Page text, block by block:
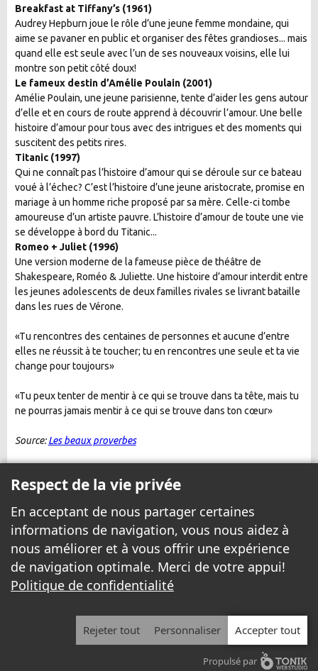
Breakfast at Tiffany’s (1961)
Audrey Hepburn joue le rôle d’une jeune femme mondaine, qui
aime se pavaner en public et organiser des fêtes grandioses... mais
quand elle est seule avec l’un de ses nouveaux voisins, elle lui
montre son petit côté doux!
Le fameux destin d’Amélie Poulain (2001)
Amélie Poulain, une jeune parisienne, tente d’aider les gens autour
d’elle et en cours de route apprend à découvrir l’amour. Une belle
histoire d’amour pour tous avec des intrigues et des moments qui
suscitent des petits rires.
Titanic (1997)
Qui ne connaît pas l’histoire d’amour qui se déroule sur ce bateau
voué à l’échec? C’est l’histoire d’une jeune aristocrate, promise en
mariage à un homme riche proposé par sa mère. Celle-ci tombe
amoureuse d’un artiste pauvre. L’histoire d’amour de toute une vie
se développe à bord du Titanic...
Romeo + Juliet (1996)
Une version moderne de la fameuse pièce de théâtre de
Shakespeare, Roméo & Juliette. Une histoire d’amour interdit entre
les jeunes adolescents de deux familles rivales se livrant bataille
dans les rues de Vérone.
«Tu rencontres des centaines de personnes et aucune d’entre
elles ne réussit à te toucher; tu en rencontres une seule et ta vie
change pour toujours»
«Tu peux tenter de mentir à ce qui se trouve dans ta tête, mais tu
ne pourras jamais mentir à ce qui se trouve dans ton cœur»
Source:Les beaux proverbes
© 1999 - 2026 Yannick.net Tous droits réservés.
Avis légal|Politique de confidentialité
Nous joindre
Respect de la vie privée
En acceptant de nous partager certaines
informations de navigation, vous nous aidez à
nous améliorer et à vous offrir une expérience
de navigation optimale. Merci de votre appui!
Politique de confidentialité
Rejeter tout Personnaliser Accepter tout
Propulsé par